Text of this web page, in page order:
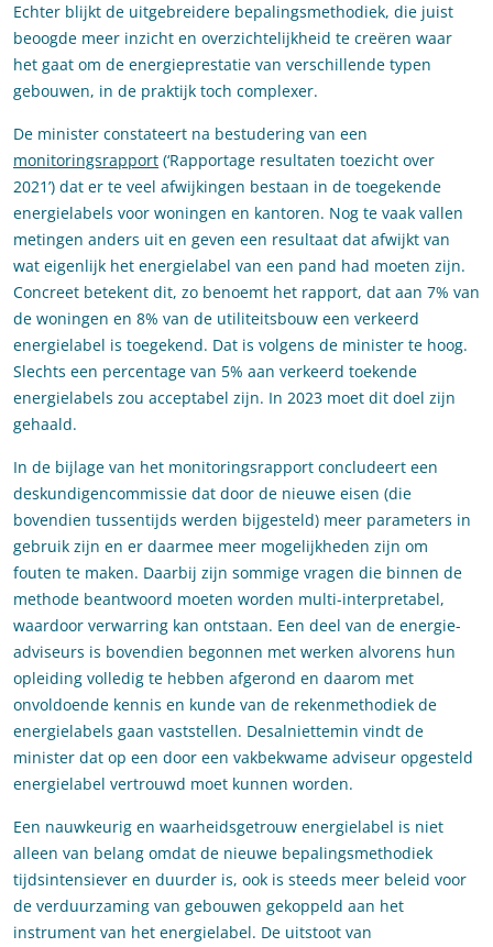
Echter blijkt de uitgebreidere bepalingsmethodiek, die juist
beoogde meer inzicht en overzichtelijkheid te creëren waar
het gaat om de energieprestatie van verschillende typen
gebouwen, in de praktijk toch complexer.
De minister constateert na bestudering van een
monitoringsrapport (‘Rapportage resultaten toezicht over
2021’) dat er te veel afwijkingen bestaan in de toegekende
energielabels voor woningen en kantoren. Nog te vaak vallen
metingen anders uit en geven een resultaat dat afwijkt van
wat eigenlijk het energielabel van een pand had moeten zijn.
Concreet betekent dit, zo benoemt het rapport, dat aan 7% van
de woningen en 8% van de utiliteitsbouw een verkeerd
energielabel is toegekend. Dat is volgens de minister te hoog.
Slechts een percentage van 5% aan verkeerd toekende
energielabels zou acceptabel zijn. In 2023 moet dit doel zijn
gehaald.
In de bijlage van het monitoringsrapport concludeert een
deskundigencommissie dat door de nieuwe eisen (die
bovendien tussentijds werden bijgesteld) meer parameters in
gebruik zijn en er daarmee meer mogelijkheden zijn om
fouten te maken. Daarbij zijn sommige vragen die binnen de
methode beantwoord moeten worden multi-interpretabel,
waardoor verwarring kan ontstaan. Een deel van de energie-
adviseurs is bovendien begonnen met werken alvorens hun
opleiding volledig te hebben afgerond en daarom met
onvoldoende kennis en kunde van de rekenmethodiek de
energielabels gaan vaststellen. Desalniettemin vindt de
minister dat op een door een vakbekwame adviseur opgesteld
energielabel vertrouwd moet kunnen worden.
Een nauwkeurig en waarheidsgetrouw energielabel is niet
alleen van belang omdat de nieuwe bepalingsmethodiek
tijdsintensiever en duurder is, ook is steeds meer beleid voor
de verduurzaming van gebouwen gekoppeld aan het
instrument van het energielabel. De uitstoot van